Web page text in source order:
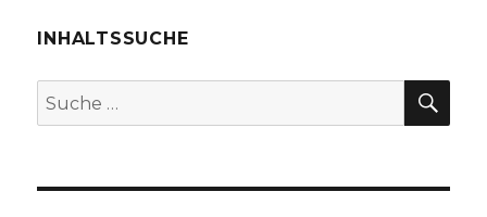
Jörg
Gotteswahrnehmung,
Fleischer
INHALTSSUCHE
Suche
nach: